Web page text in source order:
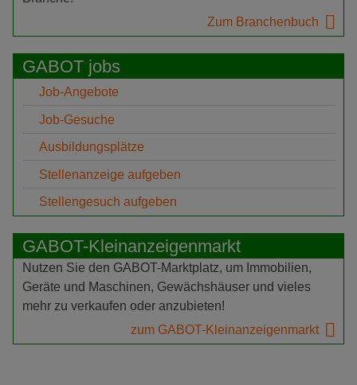
Zum Branchenbuch
GABOT jobs
Job-Angebote
Job-Gesuche
Ausbildungsplätze
Stellenanzeige aufgeben
Stellengesuch aufgeben
GABOT-Kleinanzeigenmarkt
Nutzen Sie den GABOT-Marktplatz, um Immobilien,
Geräte und Maschinen, Gewächshäuser und vieles
mehr zu verkaufen oder anzubieten!
zum GABOT-Kleinanzeigenmarkt